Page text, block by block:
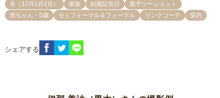
冬（12月1月2月） 家族 結婚記念日
親子ツーショット
赤ちゃん・0歳
セミフォーマル＆フォーマル リンクコーデ 室内
シェアする